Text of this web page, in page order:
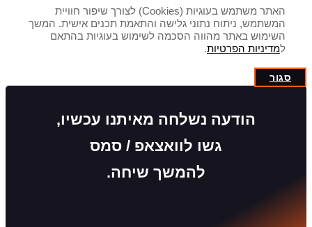
האתר משתמש בעוגיות (Cookies) לצורך שיפור חוויית
המשתמש, ניתוח נתוני גלישה והתאמת תכנים אישית. המשך
השימוש באתר מהווה הסכמה לשימוש בעוגיות בהתאם
למדיניות הפרטיות.
סגור
הודעה נשלחה מאיתנו עכשיו,
גשו לוואצאפ / סמס
להמשך שיחה.